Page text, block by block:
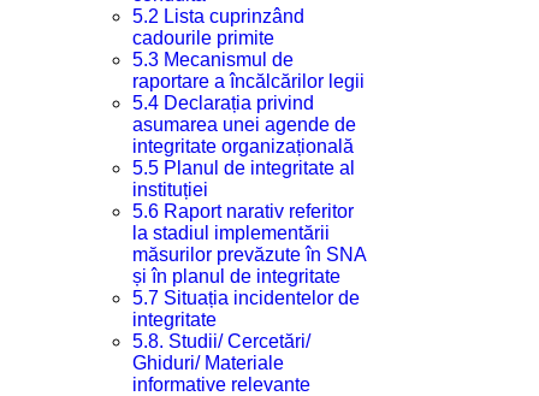
5.2 Lista cuprinzând
cadourile primite
5.3 Mecanismul de
raportare a încălcărilor legii
5.4 Declarația privind
asumarea unei agende de
integritate organizațională
5.5 Planul de integritate al
instituției
5.6 Raport narativ referitor
la stadiul implementării
măsurilor prevăzute în SNA
și în planul de integritate
5.7 Situația incidentelor de
integritate
5.8. Studii/ Cercetări/
Ghiduri/ Materiale
informative relevante